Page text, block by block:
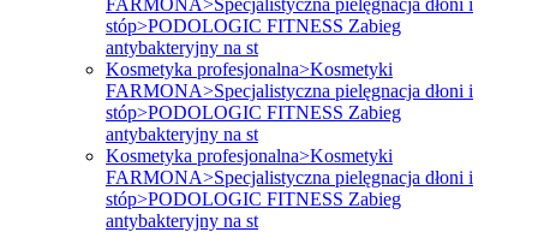
FARMONA>Specjalistyczna pielęgnacja dłoni i
stóp>PODOLOGIC FITNESS Zabieg
antybakteryjny na st
Kosmetyka profesjonalna>Kosmetyki
FARMONA>Specjalistyczna pielęgnacja dłoni i
stóp>PODOLOGIC FITNESS Zabieg
antybakteryjny na st
Kosmetyka profesjonalna>Kosmetyki
FARMONA>Specjalistyczna pielęgnacja dłoni i
stóp>PODOLOGIC FITNESS Zabieg
antybakteryjny na st